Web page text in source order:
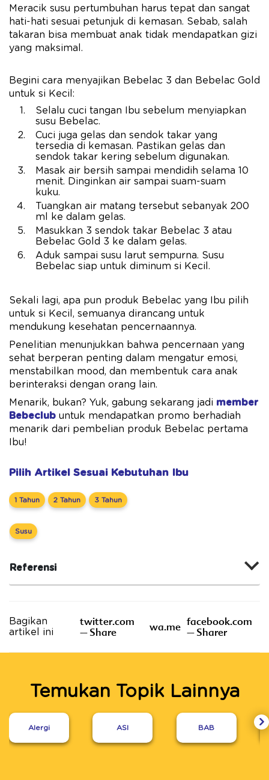
Meracik susu pertumbuhan harus tepat dan sangat
hati-hati sesuai petunjuk di kemasan. Sebab, salah
takaran bisa membuat anak tidak mendapatkan gizi
yang maksimal.
Begini cara menyajikan Bebelac 3 dan Bebelac Gold
untuk si Kecil:
Selalu cuci tangan Ibu sebelum menyiapkan
susu Bebelac.
Cuci juga gelas dan sendok takar yang
tersedia di kemasan. Pastikan gelas dan
sendok takar kering sebelum digunakan.
Masak air bersih sampai mendidih selama 10
menit. Dinginkan air sampai suam-suam
kuku.
Tuangkan air matang tersebut sebanyak 200
ml ke dalam gelas.
Masukkan 3 sendok takar Bebelac 3 atau
Bebelac Gold 3 ke dalam gelas.
Aduk sampai susu larut sempurna. Susu
Bebelac siap untuk diminum si Kecil.
Sekali lagi, apa pun produk Bebelac yang Ibu pilih
untuk si Kecil, semuanya dirancang untuk
mendukung kesehatan pencernaannya.
Penelitian menunjukkan bahwa pencernaan yang
sehat berperan penting dalam mengatur emosi,
menstabilkan mood, dan membentuk cara anak
berinteraksi dengan orang lain.
Menarik, bukan? Yuk, gabung sekarang jadi member
Bebeclub untuk mendapatkan promo berhadiah
menarik dari pembelian produk Bebelac pertama
Ibu!
Pilih Artikel Sesuai Kebutuhan Ibu
1 Tahun 2 Tahun 3 Tahun
Susu
Referensi
Bagikan
artikel ini
twitter.com
– Share
wa.me facebook.com
– Sharer
Temukan Topik Lainnya
Alergi ASI BAB